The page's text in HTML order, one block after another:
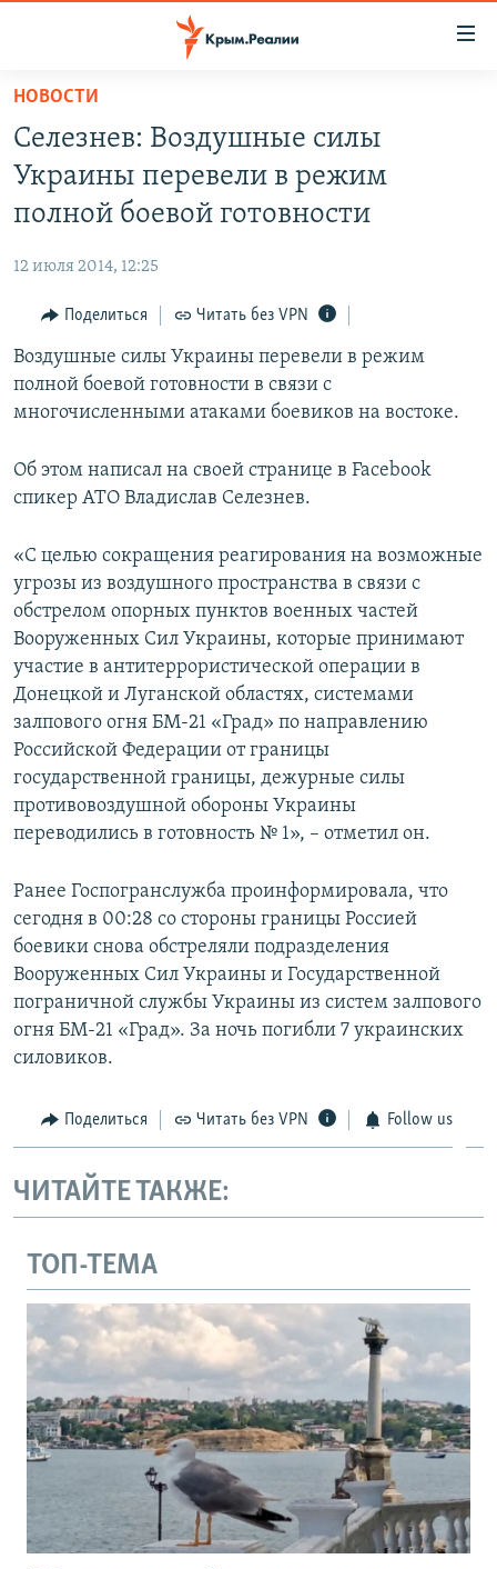
Вернуться
основному
содержанию
Вернутся
главной
Вернутся
поиску
11 ЛЕТ ОККУПАЦИИ КРЫМА. 11 ИСТОРИЙ СОПРОТИВЛЕНИЯ
ВОДА
ЕЩЕ
ИНТЕРАКТИВ
ИНФОГРАФИКА
ПРОПАВШИЕ БЕЗ ВЕСТИ
КРЫМ.НЕПОКОРЕННЫЙ
УКРАИНСКАЯ ПРОБЛЕМА КРЫМА
РАДІО СВОБОДА
КАК ОБОЙТИ БЛОКИРОВКУ
Українською
Qırımtatar
Все сайты RFE/RL
НОВОСТИ
Селезнев: Воздушные силы
Украины перевели в режим
полной боевой готовности
12 июля 2014, 12:25
Поделиться Читать без VPN
Воздушные силы Украины перевели в режим
полной боевой готовности в связи с
многочисленными атаками боевиков на востоке.
Об этом написал на своей странице в Facebook
спикер АТО Владислав Селезнев.
«С целью сокращения реагирования на возможные
угрозы из воздушного пространства в связи с
обстрелом опорных пунктов военных частей
Вооруженных Сил Украины, которые принимают
участие в антитеррористической операции в
Донецкой и Луганской областях, системами
залпового огня БМ-21 «Град» по направлению
Российской Федерации от границы
государственной границы, дежурные силы
противовоздушной обороны Украины
переводились в готовность № 1», – отметил он.
Ранее Госпогранслужба проинформировала, что
сегодня в 00:28 со стороны границы Россией
боевики снова обстреляли подразделения
Вооруженных Сил Украины и Государственной
пограничной службы Украины из систем залпового
огня БМ-21 «Град». За ночь погибли 7 украинских
силовиков.
Поделиться Читать без VPN Follow us
ЧИТАЙТЕ ТАКЖЕ:
ТОП-ТЕМА